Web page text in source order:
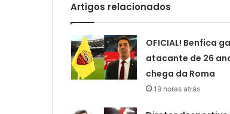
Artigos relacionados
OFICIAL! Benfica
atacante de 26
chega da Roma
19 horas atrás